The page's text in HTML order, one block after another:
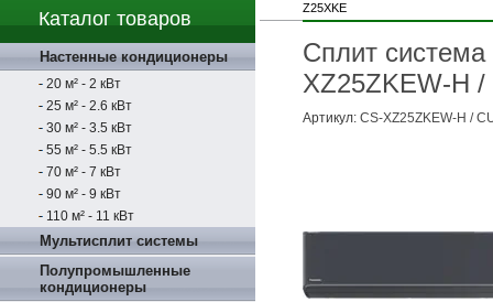
Каталог товаров
Настенные кондиционеры
20 м² - 2 кВт
25 м² - 2.6 кВт
30 м² - 3.5 кВт
55 м² - 5.5 кВт
70 м² - 7 кВт
90 м² - 9 кВт
110 м² - 11 кВт
Мультисплит системы
Полупромышленные
кондиционеры
Z25XKE
Сплит
XZ25ZKEW-H
Артикул: CS-XZ25ZKEW-H /